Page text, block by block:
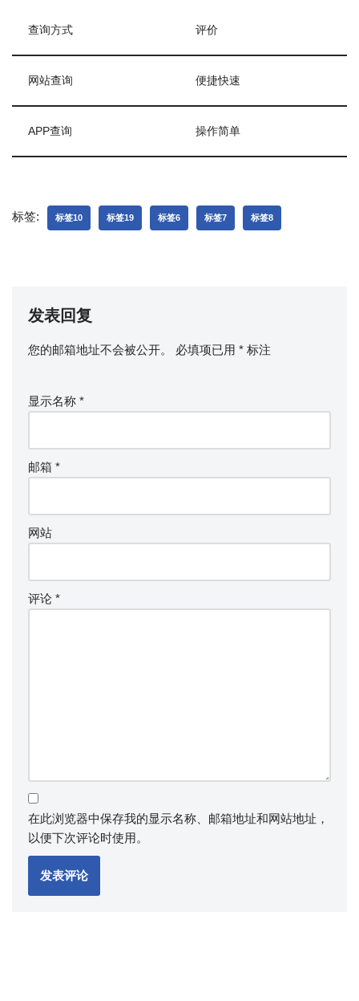
查询方式 评价
网站查询 便捷快速
APP查询 操作简单
标签: 标签10 标签19 标签6 标签7 标签8
发表回复
您的邮箱地址不会被公开。 必填项已用 * 标注
显示名称 *
邮箱 *
网站
评论 *
在此浏览器中保存我的显示名称、邮箱地址和网站地址，
以便下次评论时使用。